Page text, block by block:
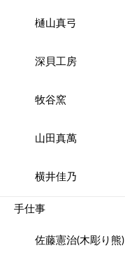
樋山真弓
深貝工房
牧谷窯
山田真萬
横井佳乃
手仕事
佐藤憲治(木彫り熊)